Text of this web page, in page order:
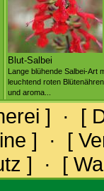
Blut-Salbei
Lange blühende Salbei-Art
leuchtend roten Blütenähren
und aroma...
] · [
] · [
] · [